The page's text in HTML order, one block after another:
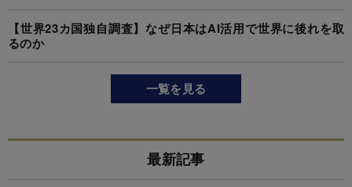
【世界23カ国独自調査】なぜ日本はAI活用で世界に後れを取
るのか
一覧を見る
最新記事